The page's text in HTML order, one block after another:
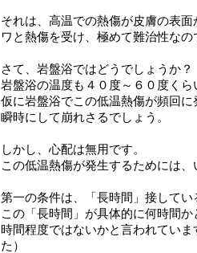
それは、高温での熱傷が皮膚の表
ワと熱傷を受け、極めて難治性な
さて、岩盤浴ではどうでしょうか？
岩盤浴の温度も４０度～６０度く
仮に岩盤浴でこの低温熱傷が頻回
瞬時にして崩れさるでしょう。
しかし、心配は無用です。
この低温熱傷が発生するためには
第一の条件は、「長時間」接してい
この「長時間」が具体的に何時間
時間程度ではないかと言われてい
た）